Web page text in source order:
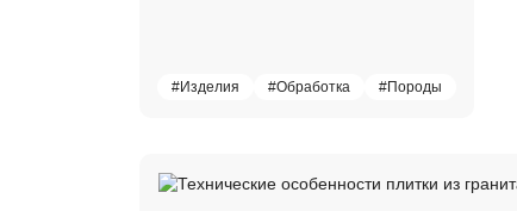
#Изделия #Обработка #Породы